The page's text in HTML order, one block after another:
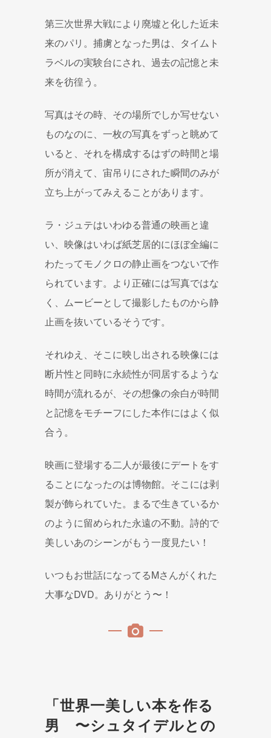
第三次世界大戦により廃墟と化した近未
来のパリ。捕虜となった男は、タイムト
ラベルの実験台にされ、過去の記憶と未
来を彷徨う。
写真はその時、その場所でしか写せない
ものなのに、一枚の写真をずっと眺めて
いると、それを構成するはずの時間と場
所が消えて、宙吊りにされた瞬間のみが
立ち上がってみえることがあります。
ラ・ジュテはいわゆる普通の映画と違
い、映像はいわば紙芝居的にほぼ全編に
わたってモノクロの静止画をつないで作
られています。より正確には写真ではな
く、ムービーとして撮影したものから静
止画を抜いているそうです。
それゆえ、そこに映し出される映像には
断片性と同時に永続性が同居するような
時間が流れるが、その想像の余白が時間
と記憶をモチーフにした本作にはよく似
合う。
映画に登場する二人が最後にデートをす
ることになったのは博物館。そこには剥
製が飾られていた。まるで生きているか
のように留められた永遠の不動。詩的で
美しいあのシーンがもう一度見たい！
いつもお世話になってるMさんがくれた
大事なDVD。ありがとう〜！
「世界一美しい本を作る
男 〜シュタイデルとの